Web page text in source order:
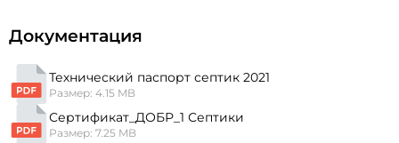
Документация
Технический паспорт септик 2021
Размер: 4.15 MB
Сертификат_ДОБР_1 Септики
Размер: 7.25 MB